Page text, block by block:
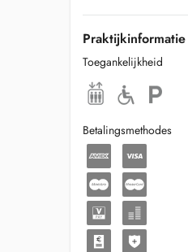
Praktijkinformatie
Toegankelijkheid
Betalingsmethodes